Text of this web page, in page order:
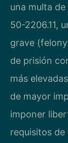
una multa de
50-2206.11,
grave
de prisión
más
de mayor
imponer
requisitos